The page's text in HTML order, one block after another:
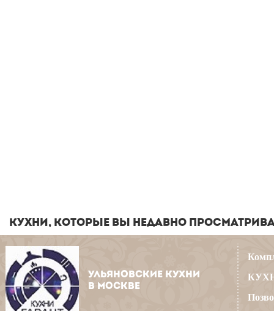
КУХНИ, КОТОРЫЕ ВЫ НЕДАВНО
УЛЬЯНОВСКИЕ КУХНИ
В МОСКВЕ